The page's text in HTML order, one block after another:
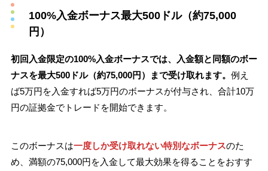
100%入金ボーナス最大500ドル（約75,000
円）
初回入金限定の100%入金ボーナスでは、入金額と同額のボー
ナスを最大500ドル（約75,000円）まで受け取れます。 例え
ば5万円を入金すれば5万円のボーナスが付与され、合計10万
円の証拠金でトレードを開始できます。
このボーナスは一度しか受け取れない特別なボーナスのた
め、満額の75,000円を入金して最大効果を得ることをおすす